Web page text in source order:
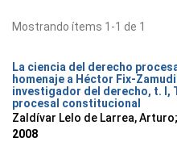
Mostrando ítems 1-1 de 1
La ciencia del derecho
homenaje a Héctor Fix-
investigador del derecho, t. I,
procesal constitucional
Zaldívar Lelo de Larrea,
2008